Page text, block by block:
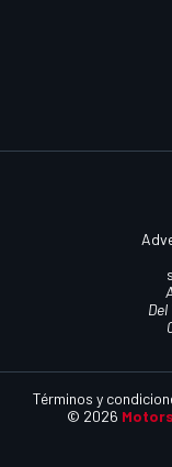
© 2026
Términos y